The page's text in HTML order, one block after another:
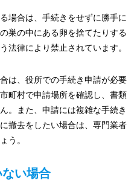
場合は、手続きをせずに勝手に
巣の中にある卵を捨てたりする
法律により禁止されています。
は、役所での手続き申請が必要
町村で申請場所を確認し、書類
。また、申請には複雑な手続き
撤去をしたい場合は、専門業者
う。
い場合